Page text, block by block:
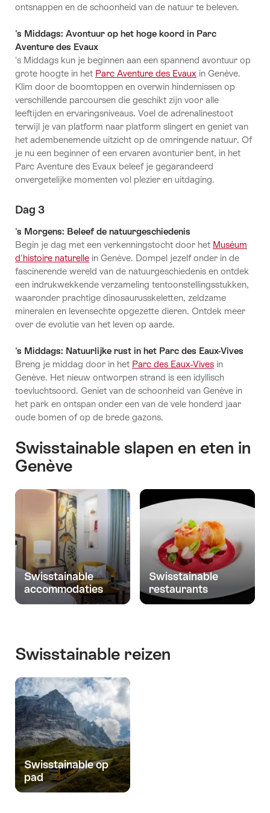
ontsnappen en de schoonheid van de natuur te beleven.
's Middags: Avontuur op het hoge koord in Parc
Aventure des Evaux
's Middags kun je beginnen aan een spannend avontuur op
grote hoogte in het Parc Aventure des Evaux in Genève.
Klim door de boomtoppen en overwin hindernissen op
verschillende parcoursen die geschikt zijn voor alle
leeftijden en ervaringsniveaus. Voel de adrenalinestoot
terwijl je van platform naar platform slingert en geniet van
het adembenemende uitzicht op de omringende natuur. Of
je nu een beginner of een ervaren avonturier bent, in het
Parc Aventure des Evaux beleef je gegarandeerd
onvergetelijke momenten vol plezier en uitdaging.
Dag 3
's Morgens: Beleef de natuurgeschiedenis
Begin je dag met een verkenningstocht door het Muséum
d'histoire naturelle in Genève. Dompel jezelf onder in de
fascinerende wereld van de natuurgeschiedenis en ontdek
een indrukwekkende verzameling tentoonstellingsstukken,
waaronder prachtige dinosaurusskeletten, zeldzame
mineralen en levensechte opgezette dieren. Ontdek meer
over de evolutie van het leven op aarde.
's Middags: Natuurlijke rust in het Parc des Eaux-Vives
Breng je middag door in het Parc des Eaux-Vives in
Genève. Het nieuw ontworpen strand is een idyllisch
toevluchtsoord. Geniet van de schoonheid van Genève in
het park en ontspan onder een van de vele honderd jaar
oude bomen of op de brede gazons.
Swisstainable slapen en eten in
Genève
Swisstainable
accommodaties
Swisstainable
restaurants
Swisstainable reizen
Swisstainable op
pad